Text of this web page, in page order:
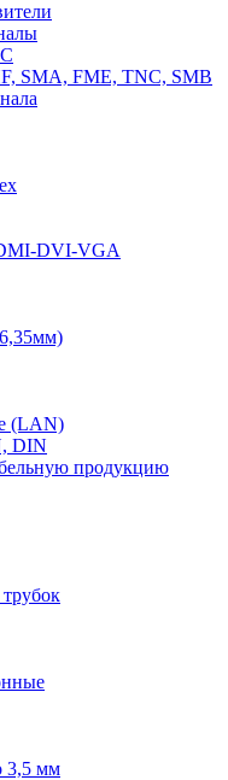
SMA, FME, TNC, SMB
DVI-VGA
(LAN)
DIN
продукцию
3,5 мм